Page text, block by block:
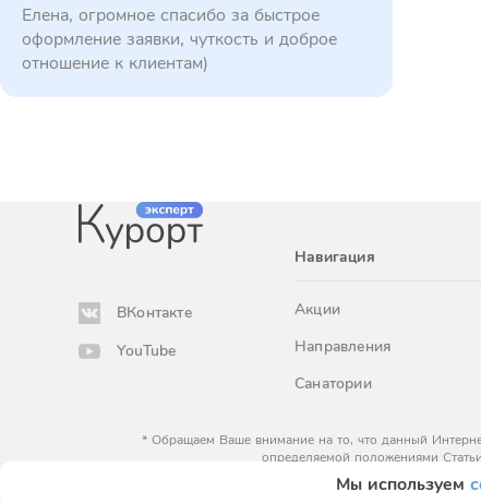
Мы используем
Елена, огромное спасибо за быстрое
оформление заявки, чуткость и доброе
отношение к клиентам)
ВКонтакте
YouTube
Навигация
Акции
Направления
Санатории
* Обращаем Ваше внимание на то, что данный
определяемой положениями